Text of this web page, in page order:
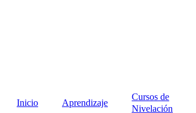
Inicio Aprendizaje
Cursos de
Nivelación